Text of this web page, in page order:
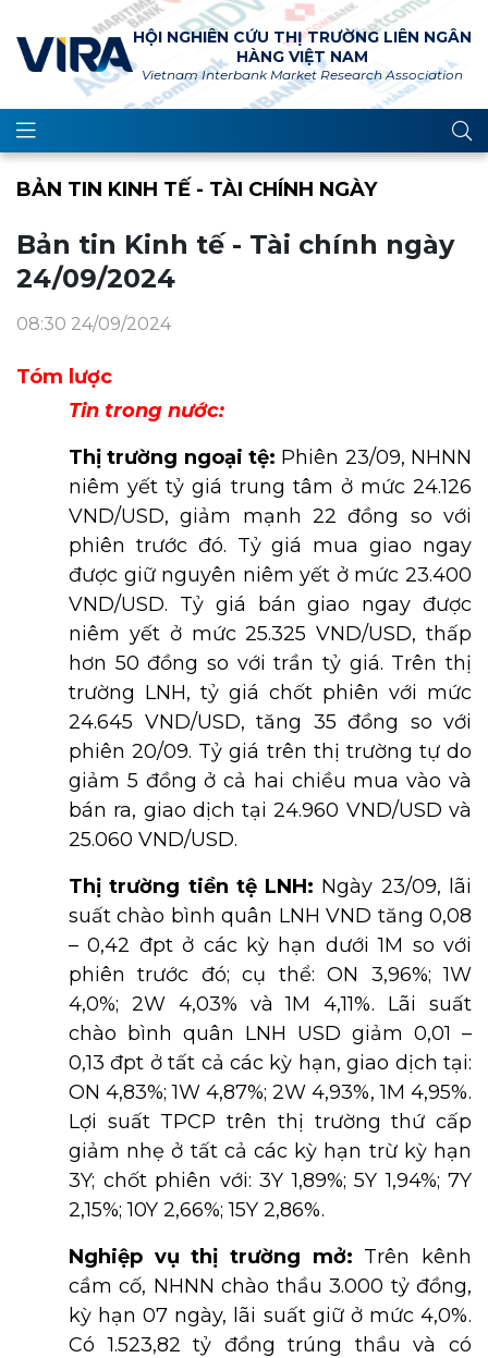
HỘI NGHIÊN CỨU THỊ TRƯỜNG LIÊN NGÂN
HÀNG VIỆT NAM
Vietnam Interbank Market Research Association
BẢN TIN KINH TẾ - TÀI CHÍNH NGÀY
Bản tin Kinh tế - Tài chính ngày
24/09/2024
08:30 24/09/2024
Tóm lược
Tin trong nước:
Thị trường ngoại tệ: Phiên 23/09, NHNN
niêm yết tỷ giá trung tâm ở mức 24.126
VND/USD, giảm mạnh 22 đồng so với
phiên trước đó. Tỷ giá mua giao ngay
được giữ nguyên niêm yết ở mức 23.400
VND/USD. Tỷ giá bán giao ngay được
niêm yết ở mức 25.325 VND/USD, thấp
hơn 50 đồng so với trần tỷ giá. Trên thị
trường LNH, tỷ giá chốt phiên với mức
24.645 VND/USD, tăng 35 đồng so với
phiên 20/09. Tỷ giá trên thị trường tự do
giảm 5 đồng ở cả hai chiều mua vào và
bán ra, giao dịch tại 24.960 VND/USD và
25.060 VND/USD.
Thị trường tiền tệ LNH: Ngày 23/09, lãi
suất chào bình quân LNH VND tăng 0,08
– 0,42 đpt ở các kỳ hạn dưới 1M so với
phiên trước đó; cụ thể: ON 3,96%; 1W
4,0%; 2W 4,03% và 1M 4,11%. Lãi suất
chào bình quân LNH USD giảm 0,01 –
0,13 đpt ở tất cả các kỳ hạn, giao dịch tại:
ON 4,83%; 1W 4,87%; 2W 4,93%, 1M 4,95%.
Lợi suất TPCP trên thị trường thứ cấp
giảm nhẹ ở tất cả các kỳ hạn trừ kỳ hạn
3Y; chốt phiên với: 3Y 1,89%; 5Y 1,94%; 7Y
2,15%; 10Y 2,66%; 15Y 2,86%.
Nghiệp vụ thị trường mở: Trên kênh
cầm cố, NHNN chào thầu 3.000 tỷ đồng,
kỳ hạn 07 ngày, lãi suất giữ ở mức 4,0%.
Có 1.523,82 tỷ đồng trúng thầu và có